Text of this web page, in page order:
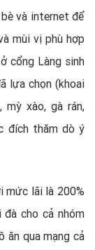
và internet để
mùi vị phù hợp
cổng Làng sinh
lựa chọn (khoai
mỳ xào, gà rán,
đích thăm dò ý
mức lãi là 200%
cho cả nhóm
ăn qua mạng cả